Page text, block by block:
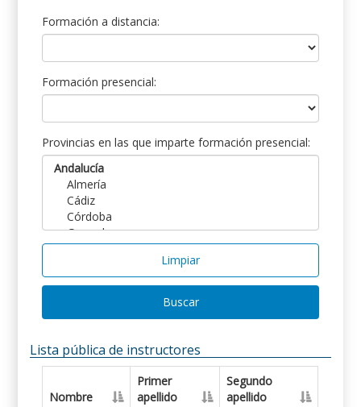
Formación a distancia:
Formación presencial:
Provincias en las que imparte formación presencial:
Limpiar
Buscar
Lista pública de instructores
Nombre
Primer
apellido
Segundo
apellido